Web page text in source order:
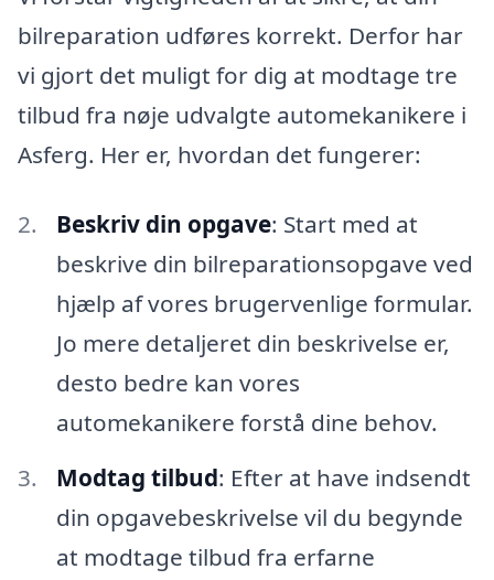
bilreparation udføres korrekt. Derfor har
vi gjort det muligt for dig at modtage tre
tilbud fra nøje udvalgte automekanikere i
Asferg. Her er, hvordan det fungerer:
Beskriv din opgave: Start med at
beskrive din bilreparationsopgave ved
hjælp af vores brugervenlige formular.
Jo mere detaljeret din beskrivelse er,
desto bedre kan vores
automekanikere forstå dine behov.
Modtag tilbud: Efter at have indsendt
din opgavebeskrivelse vil du begynde
at modtage tilbud fra erfarne